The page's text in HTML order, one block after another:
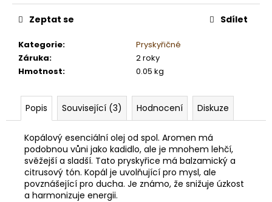
Kategorie:
Pryskyřičné
Záruka:
2 roky
Hmotnost: 0.05 kg
Zeptat se Sdílet
Popis Související (3) Hodnocení Diskuze
Kopálový esenciální olej od spol. Aromen má
podobnou vůni jako kadidlo, ale je mnohem lehčí,
svěžejší a sladší. Tato pryskyřice má balzamický a
citrusový tón. Kopál je uvolňující pro mysl, ale
povznášející pro ducha. Je známo, že snižuje úzkost
a harmonizuje energii.
j
e
e
KILT
PROUŽKOVANÝ
429
Kč